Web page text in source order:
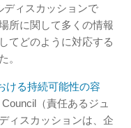
ディスカッションで
所に関して多くの情報
てどのように対応する
。
ける持続可能性の容
（責任あるジュ
ィスカッションは、企